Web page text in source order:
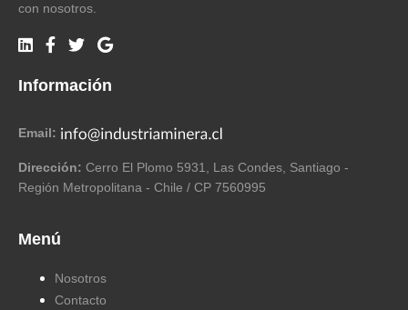
con nosotros.
Información
Email:
Dirección: Cerro El Plomo 5931, Las Condes, Santiago -
Región Metropolitana - Chile / CP 7560995
Menú
Nosotros
Contacto